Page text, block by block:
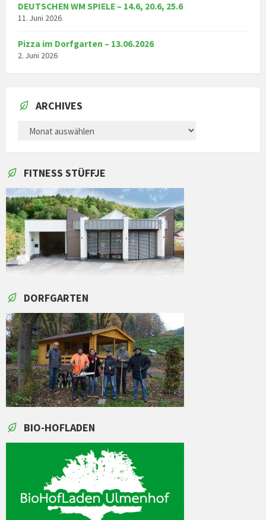
DEUTSCHEN WM SPIELE – 14.6, 20.6, 25.6
11. Juni 2026
Pizza im Dorfgarten – 13.06.2026
2. Juni 2026
ARCHIVES
ARCHIVES
FITNESS STÜFFJE
DORFGARTEN
BIO-HOFLADEN